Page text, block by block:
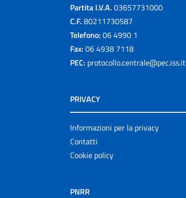
Partita I.V.A. 03657731000
C.F. 80211730587
Telefono: 06 4990 1
Fax: 06 4938 7118
PEC: protocollo.centrale@pec.iss.it
PRIVACY
Informazioni per la privacy
Contatti
Cookie policy
PNRR